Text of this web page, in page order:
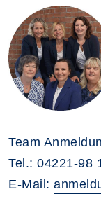
Team
Tel.: 04221-98
E-Mail: